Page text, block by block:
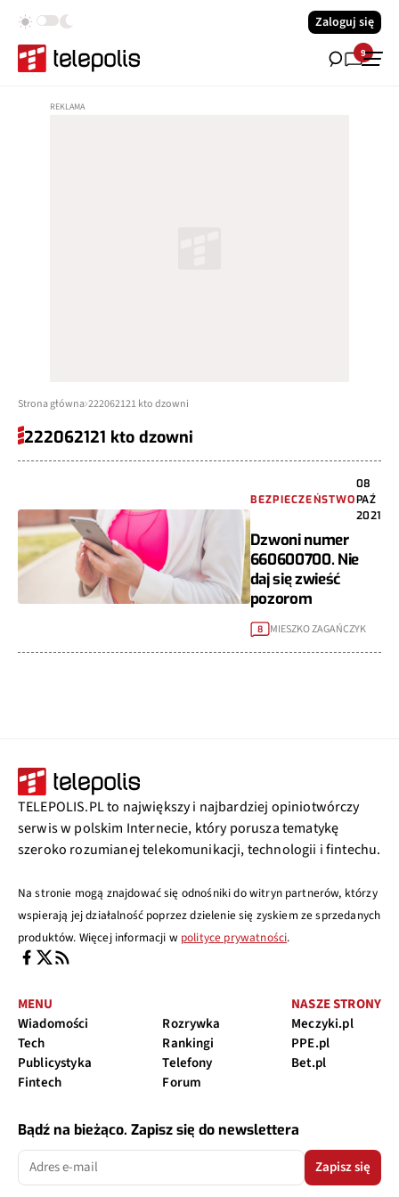
Zaloguj się
9
Strona główna 222062121 kto dzowni
222062121 kto dzowni
BEZPIECZEŃSTWO
08
PAŹ
2021
Dzwoni numer
660600700. Nie
daj się zwieść
pozorom
8 MIESZKO ZAGAŃCZYK
TELEPOLIS.PL to największy i najbardziej opiniotwórczy
serwis w polskim Internecie, który porusza tematykę
szeroko rozumianej telekomunikacji, technologii i fintechu.
Na stronie mogą znajdować się odnośniki do witryn partnerów, którzy
wspierają jej działalność poprzez dzielenie się zyskiem ze sprzedanych
produktów. Więcej informacji w polityce prywatności.
MENU
Wiadomości
Tech
Publicystyka
Fintech
Rozrywka
Rankingi
Telefony
Forum
NASZE STRONY
Meczyki.pl
PPE.pl
Bet.pl
Bądź na bieżąco. Zapisz się do newslettera
Zapisz się